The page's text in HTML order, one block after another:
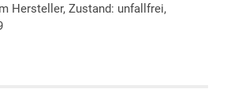
Hersteller, Zustand: unfallfrei,
drucken